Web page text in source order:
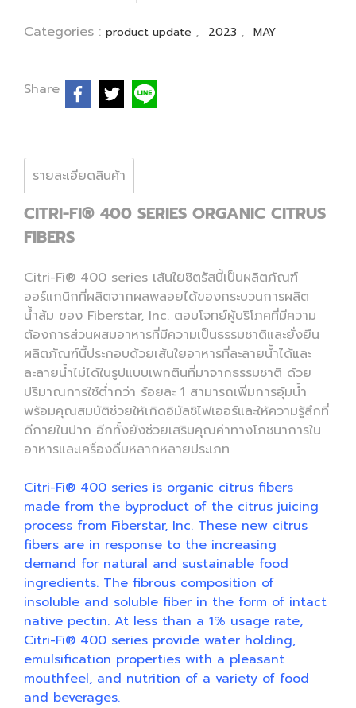
Categories : product update , 2023 , MAY
Share
รายละเอียดสินค้า
CITRI-FI® 400 SERIES ORGANIC CITRUS
FIBERS
Citri-Fi® 400 series เส้นใยซิตรัสนี้เป็นผลิตภัณฑ์
ออร์แกนิกที่ผลิตจากผลพลอยได้ของกระบวนการผลิต
น้ำส้ม ของ Fiberstar, Inc. ตอบโจทย์ผู้บริโภคที่มีความ
ต้องการส่วนผสมอาหารที่มีความเป็นธรรมชาติและยั่งยืน
ผลิตภัณฑ์นี้ประกอบด้วยเส้นใยอาหารที่ละลายน้ำได้และ
ละลายน้ำไม่ได้ในรูปแบบเพกตินที่มาจากธรรมชาติ ด้วย
ปริมาณการใช้ต่ำกว่า ร้อยละ 1 สามารถเพิ่มการอุ้มน้ำ
พร้อมคุณสมบัติช่วยให้เกิดอิมัลซิไฟเออร์และให้ความรู้สึกที่
ดีภายในปาก อีกทั้งยังช่วยเสริมคุณค่าทางโภชนาการใน
อาหารและเครื่องดื่มหลากหลายประเภท
Citri-Fi® 400 series is organic citrus fibers
made from the byproduct of the citrus juicing
process from Fiberstar, Inc. These new citrus
fibers are in response to the increasing
demand for natural and sustainable food
ingredients. The fibrous composition of
insoluble and soluble fiber in the form of intact
native pectin. At less than a 1% usage rate,
Citri-Fi® 400 series provide water holding,
emulsification properties with a pleasant
mouthfeel, and nutrition of a variety of food
and beverages.